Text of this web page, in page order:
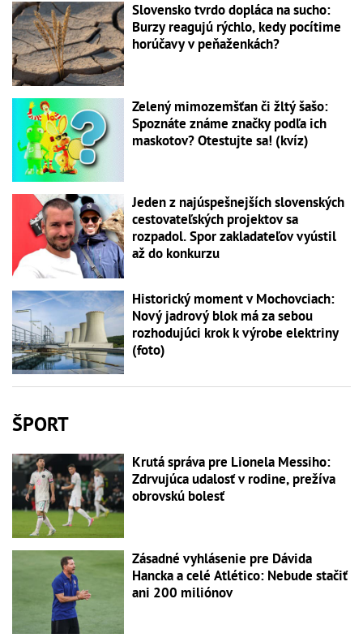
Slovensko tvrdo dopláca na sucho:
Burzy reagujú rýchlo, kedy pocítime
horúčavy v peňaženkách?
Zelený mimozemšťan či žltý šašo:
Spoznáte známe značky podľa ich
maskotov? Otestujte sa! (kvíz)
Jeden z najúspešnejších slovenských
cestovateľských projektov sa
rozpadol. Spor zakladateľov vyústil
až do konkurzu
Historický moment v Mochovciach:
Nový jadrový blok má za sebou
rozhodujúci krok k výrobe elektriny
(foto)
ŠPORT
Krutá správa pre Lionela Messiho:
Zdrvujúca udalosť v rodine, prežíva
obrovskú bolesť
Zásadné vyhlásenie pre Dávida
Hancka a celé Atlético: Nebude stačiť
ani 200 miliónov